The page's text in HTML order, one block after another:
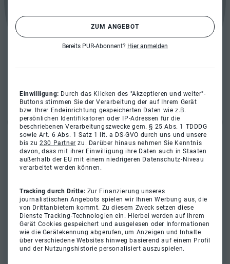
ZUM ANGEBOT
Bereits PUR-Abonnent? Hier anmelden
Einwilligung: Durch das Klicken des "Akzeptieren und weiter"-
Buttons stimmen Sie der Verarbeitung der auf Ihrem Gerät
bzw. Ihrer Endeinrichtung gespeicherten Daten wie z.B.
persönlichen Identifikatoren oder IP-Adressen für die
beschriebenen Verarbeitungszwecke gem. § 25 Abs. 1 TDDDG
sowie Art. 6 Abs. 1 Satz 1 lit. a DS-GVO durch uns und unsere
bis zu230 Partner zu. Darüber hinaus nehmen Sie Kenntnis
davon, dass mit ihrer Einwilligung ihre Daten auch in Staaten
außerhalb der EU mit einem niedrigeren Datenschutz-Niveau
verarbeitet werden können.
Tracking durch Dritte: Zur Finanzierung unseres
journalistischen Angebots spielen wir Ihnen Werbung aus, die
von Drittanbietern kommt. Zu diesem Zweck setzen diese
Dienste Tracking-Technologien ein. Hierbei werden auf Ihrem
Gerät Cookies gespeichert und ausgelesen oder Informationen
wie die Gerätekennung abgerufen, um Anzeigen und Inhalte
über verschiedene Websites hinweg basierend auf einem Profil
und der Nutzungshistorie personalisiert auszuspielen.